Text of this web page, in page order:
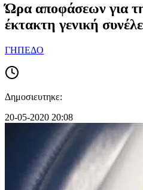
Ώρα αποφάσεων για
έκτακτη γενική
ΓΗΠΕΔΟ
Δημοσιευτηκε:
20-05-2020 20:08